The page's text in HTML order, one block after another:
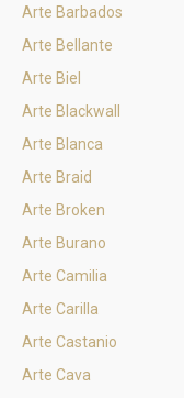
Arte Barbados
Arte Bellante
Arte Biel
Arte Blackwall
Arte Blanca
Arte Braid
Arte Broken
Arte Burano
Arte Camilia
Arte Carilla
Arte Castanio
Arte Cava